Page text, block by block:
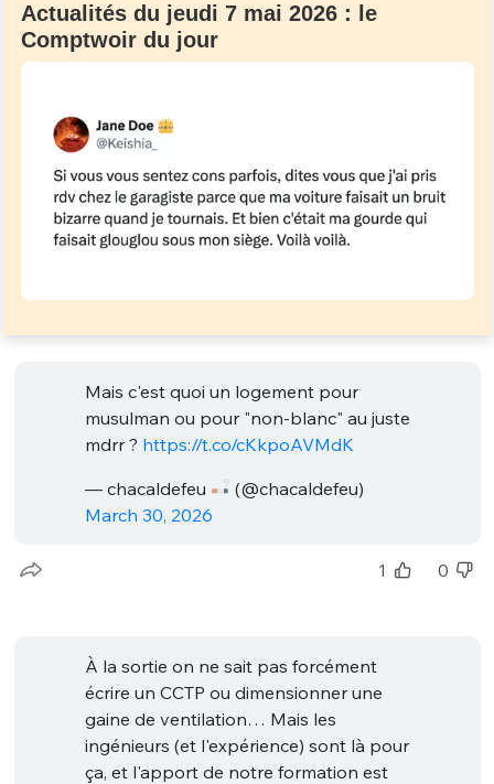
Actualités du jeudi 7 mai 2026 : le
Comptwoir du jour
Mais c'est quoi un logement pour
musulman ou pour "non-blanc" au juste
mdrr ? https://t.co/cKkpoAVMdK
— chacaldefeu
(@chacaldefeu)
March 30, 2026
1 0
À la sortie on ne sait pas forcément
écrire un CCTP ou dimensionner une
gaine de ventilation… Mais les
ingénieurs (et l'expérience) sont là pour
ça, et l'apport de notre formation est